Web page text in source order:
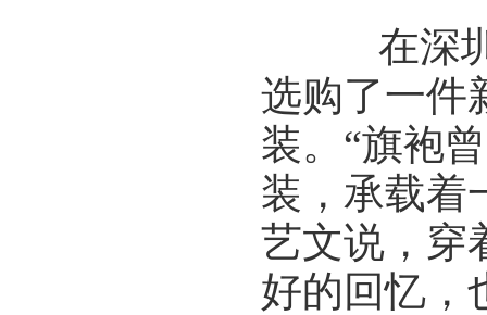
在深圳
选购了一件
装。“旗袍
装，承载着
艺文说，穿
好的回忆，